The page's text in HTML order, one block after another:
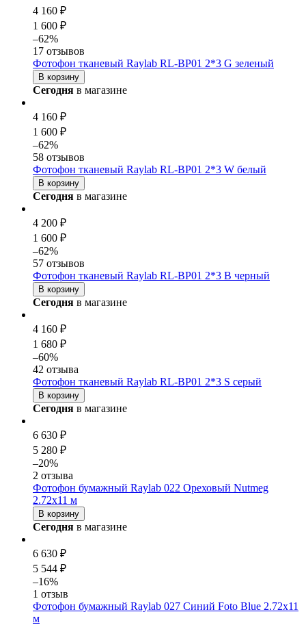
4 160 ₽
1 600 ₽
–62%
17 отзывов
Фотофон тканевый Raylab RL-BP01 2*3 G зеленый
В корзину
Сегодня в магазине
4 160 ₽
1 600 ₽
–62%
58 отзывов
Фотофон тканевый Raylab RL-BP01 2*3 W белый
В корзину
Сегодня в магазине
4 200 ₽
1 600 ₽
–62%
57 отзывов
Фотофон тканевый Raylab RL-BP01 2*3 B черный
В корзину
Сегодня в магазине
4 160 ₽
1 680 ₽
–60%
42 отзыва
Фотофон тканевый Raylab RL-BP01 2*3 S серый
В корзину
Сегодня в магазине
6 630 ₽
5 280 ₽
–20%
2 отзыва
Фотофон бумажный Raylab 022 Ореховый Nutmeg
2.72x11 м
В корзину
Сегодня в магазине
6 630 ₽
5 544 ₽
–16%
1 отзыв
Фотофон бумажный Raylab 027 Cиний Foto Blue 2.72x11
м